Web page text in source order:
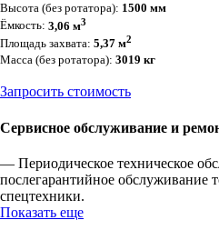
Высота (без ротатора): 1500 мм
Ёмкость: 3,06 м3
Площадь захвата: 5,37 м2
Масса (без ротатора): 3019 кг
Запросить стоимость
Сервисное обслуживание и
— Периодическое техническое
послегарантийное обслуживание
спецтехники.
Показать еще